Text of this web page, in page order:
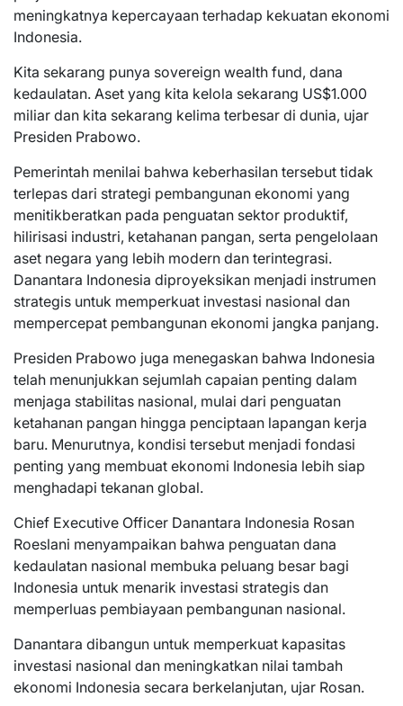
meningkatnya kepercayaan terhadap kekuatan ekonomi
Indonesia.
Kita sekarang punya sovereign wealth fund, dana
kedaulatan. Aset yang kita kelola sekarang US$1.000
miliar dan kita sekarang kelima terbesar di dunia, ujar
Presiden Prabowo.
Pemerintah menilai bahwa keberhasilan tersebut tidak
terlepas dari strategi pembangunan ekonomi yang
menitikberatkan pada penguatan sektor produktif,
hilirisasi industri, ketahanan pangan, serta pengelolaan
aset negara yang lebih modern dan terintegrasi.
Danantara Indonesia diproyeksikan menjadi instrumen
strategis untuk memperkuat investasi nasional dan
mempercepat pembangunan ekonomi jangka panjang.
Presiden Prabowo juga menegaskan bahwa Indonesia
telah menunjukkan sejumlah capaian penting dalam
menjaga stabilitas nasional, mulai dari penguatan
ketahanan pangan hingga penciptaan lapangan kerja
baru. Menurutnya, kondisi tersebut menjadi fondasi
penting yang membuat ekonomi Indonesia lebih siap
menghadapi tekanan global.
Chief Executive Officer Danantara Indonesia Rosan
Roeslani menyampaikan bahwa penguatan dana
kedaulatan nasional membuka peluang besar bagi
Indonesia untuk menarik investasi strategis dan
memperluas pembiayaan pembangunan nasional.
Danantara dibangun untuk memperkuat kapasitas
investasi nasional dan meningkatkan nilai tambah
ekonomi Indonesia secara berkelanjutan, ujar Rosan.